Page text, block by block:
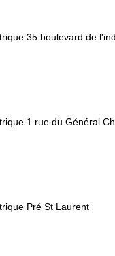
35 boulevard de
1 rue du Général
Pré St Laurent